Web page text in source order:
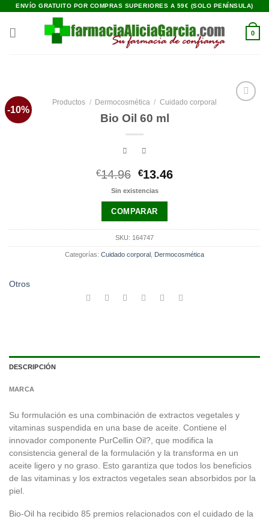
Saltar
contenido
ENVÍO GRATUITO POR COMPRAS SUPERIORES A 59€ (SOLO PENÍNSULA)
0
-10%
Productos / Dermocosmética / Cuidado corporal
Bio Oil 60 ml
€14.96 El
precio
era:
€14.96.
€13.46El
Sin existencias
COMPARAR
SKU: 164747
Categorías: Cuidado corporal Dermocosmética
Otros
DESCRIPCIÓN
MARCA
Su formulación es una combinación de extractos vegetales y
vitaminas suspendida en una base de aceite. Contiene el
innovador componente PurCellin Oil?, que modifica la
consistencia general de la formulación y la transforma en un
aceite ligero y no graso. Esto garantiza que todos los beneficios
de las vitaminas y los extractos vegetales sean absorbidos por la
piel.
Bio-Oil ha recibido 85 premios relacionados con el cuidado de la